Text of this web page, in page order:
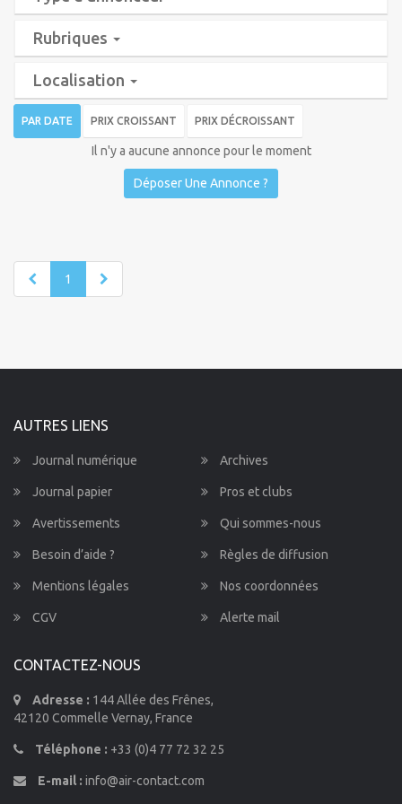
Rubriques
Localisation
PAR DATE PRIX CROISSANT PRIX DÉCROISSANT
Il n'y a aucune annonce pour le moment
Déposer Une Annonce ?
1
AUTRES LIENS
Journal numérique Archives
Journal papier Pros et clubs
Avertissements Qui sommes-nous
Besoin d’aide ? Règles de diffusion
Mentions légales Nos coordonnées
CGV Alerte mail
CONTACTEZ-NOUS
Adresse : 144 Allée des Frênes,
42120 Commelle Vernay, France
Téléphone : +33 (0)4 77 72 32 25
E-mail : info@air-contact.com